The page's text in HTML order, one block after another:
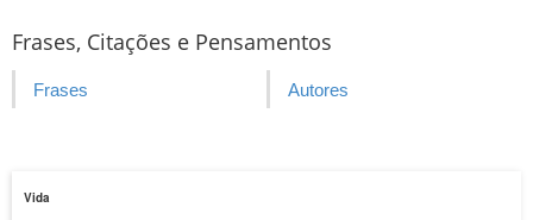
Frases, Citações e Pensamentos
Frases Autores
Vida